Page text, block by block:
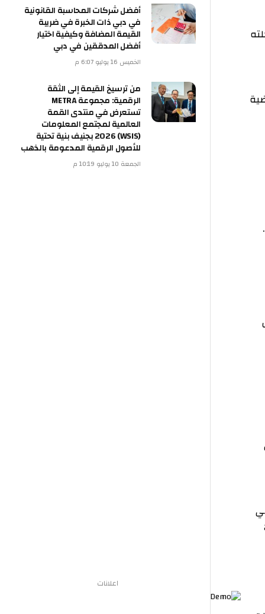
أفضل شركات المحاسبة القانونية
في دبي ذات الخبرة في ضريبة
القيمة المضافة وكيفية اختيار
أفضل المدققين في دبي
من ترسيخ القيمة إلى الثقة
الرقمية: مجموعة METRA
تستعرض في منتدى القمة
العالمية لمجتمع المعلومات
(WSIS) 2026 بجنيف بنية تحتية
للأصول الرقمية المدعومة بالذهب